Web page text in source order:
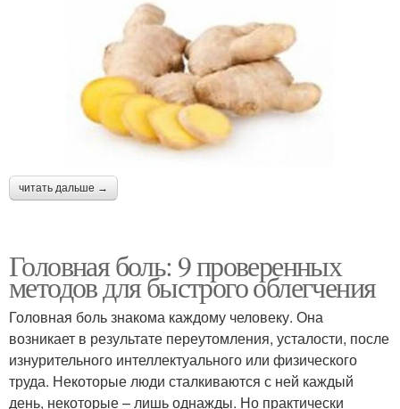
читать дальше →
Головная боль: 9 проверенных
методов для быстрого облегчения
Головная боль знакома каждому человеку. Она
возникает в результате переутомления, усталости, после
изнурительного интеллектуального или физического
труда. Некоторые люди сталкиваются с ней каждый
день, некоторые – лишь однажды. Но практически